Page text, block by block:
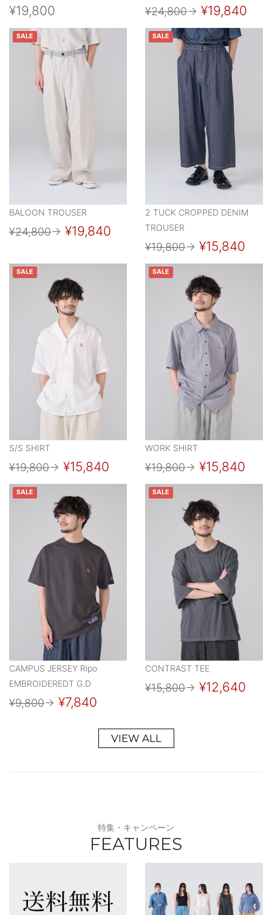
¥19,800 ¥24,800→ ¥19,840
SALE
BALOON TROUSER
¥24,800→ ¥19,840
SALE
2 TUCK CROPPED DENIM
TROUSER
¥19,800→ ¥15,840
SALE
S/S SHIRT
¥19,800→ ¥15,840
SALE
WORK SHIRT
¥19,800→ ¥15,840
SALE
CAMPUS JERSEY Ripo
EMBROIDEREDT G.D
¥9,800→ ¥7,840
SALE
CONTRAST TEE
¥15,800→ ¥12,640
VIEW ALL
特集・キャンペーン
FEATURES